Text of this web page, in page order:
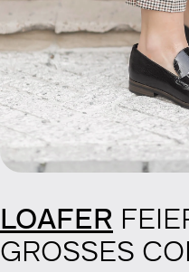
LOAFER
GROSSES